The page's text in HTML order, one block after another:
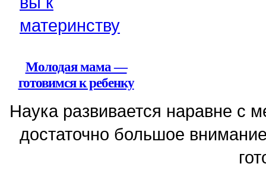
Молодая мама —
готовимся к ребенку
Наука развивается наравне с
достаточно большое